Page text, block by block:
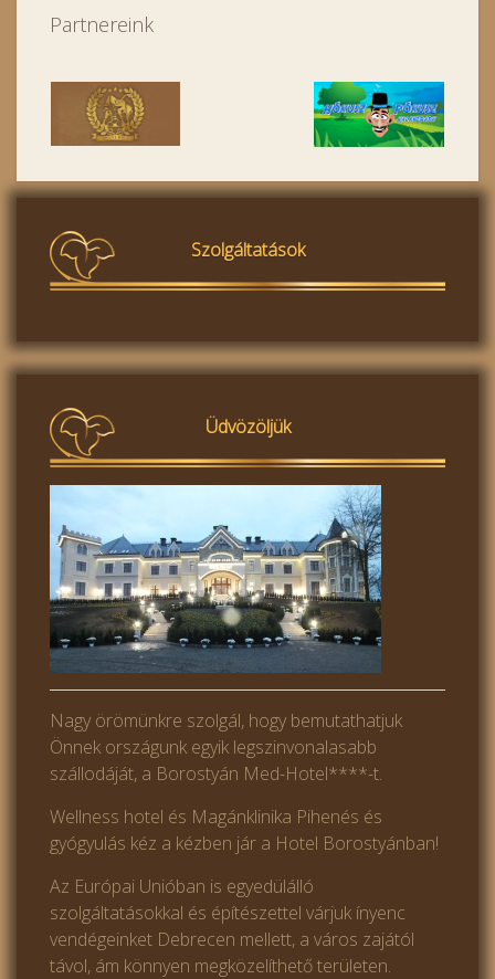
Partnereink
Szolgáltatások
Üdvözöljük
Nagy örömünkre szolgál, hogy bemutathatjuk
Önnek országunk egyik legszinvonalasabb
szállodáját, a Borostyán Med-Hotel****-t.
Wellness hotel és Magánklinika Pihenés és
gyógyulás kéz a kézben jár a Hotel Borostyánban!
Az Európai Unióban is egyedülálló
szolgáltatásokkal és építészettel várjuk ínyenc
vendégeinket Debrecen mellett, a város zajától
távol, ám könnyen megközelíthető területen.